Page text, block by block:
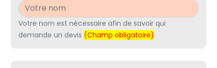
Votre nom est nécessaire afin de savoir qui
demande un devis (Champ obligatoire)